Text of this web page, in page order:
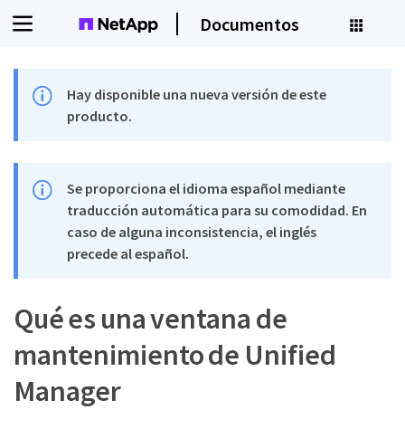
Documentos
Hay disponible una nueva versión de este
producto.
Se proporciona el idioma español mediante
traducción automática para su comodidad. En
caso de alguna inconsistencia, el inglés
precede al español.
Qué es una ventana de
mantenimiento de Unified
Manager